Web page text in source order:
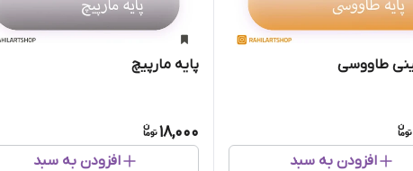
طاووسی
افزودن به سبد
پایه مارپیچ
18,000
افزودن به سبد